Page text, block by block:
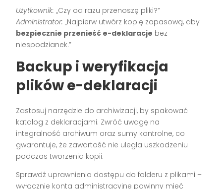
Użytkownik: „Czy od razu przenoszę pliki?”
Administrator: „Najpierw utwórz kopię zapasową, aby
bezpiecznie przenieść e-deklaracje bez
niespodzianek.”
Backup i weryfikacja
plików e-deklaracji
Zastosuj narzędzie do archiwizacji, by spakować
katalog z deklaracjami. Zwróć uwagę na
integralność archiwum oraz sumy kontrolne, co
gwarantuje, że zawartość nie uległa uszkodzeniu
podczas tworzenia kopii.
Sprawdź uprawnienia dostępu do folderu z plikami –
wyłącznie konta administracyjne powinny mieć